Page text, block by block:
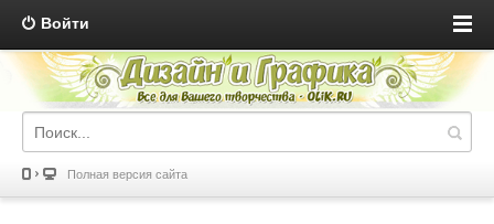
Войти
Полная версия сайта